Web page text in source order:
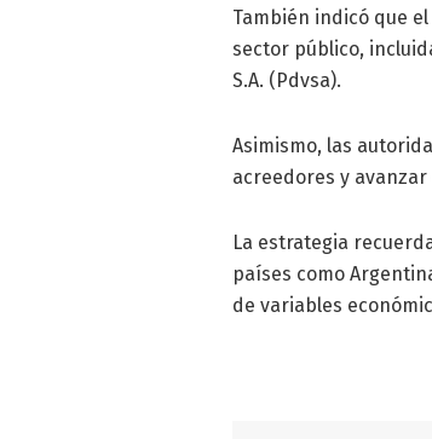
También indicó que
sector público,
S.A. (Pdvsa).
Asimismo, las
acreedores y
La estrategia
países como
de variables